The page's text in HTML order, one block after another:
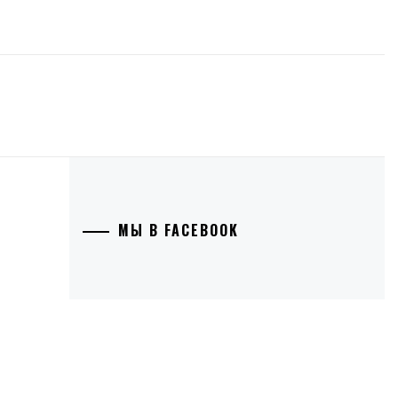
МЫ В FACEBOOK